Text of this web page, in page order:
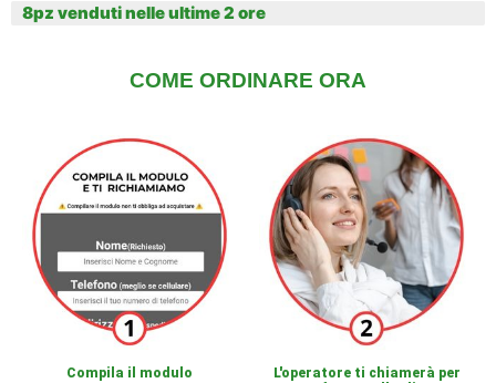
8pz venduti nelle ultime 2 ore
COME ORDINARE ORA
Compila il modulo
L'operatore ti chiamerà per